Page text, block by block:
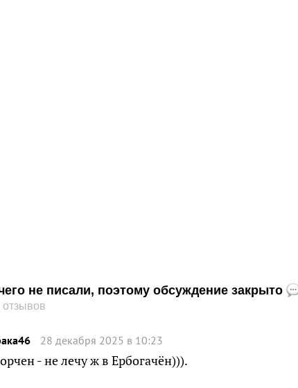
не писали, поэтому обсуждение закрыто
отзывов
28 декабря 2025 в 10:23
- не лечу ж в Ербогачён))).